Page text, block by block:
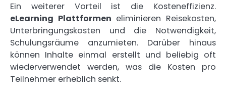
Ein weiterer Vorteil ist die Kosteneffizienz.
eLearning Plattformen eliminieren Reisekosten,
Unterbringungskosten und die Notwendigkeit,
Schulungsräume anzumieten. Darüber hinaus
können Inhalte einmal erstellt und beliebig oft
wiederverwendet werden, was die Kosten pro
Teilnehmer erheblich senkt.